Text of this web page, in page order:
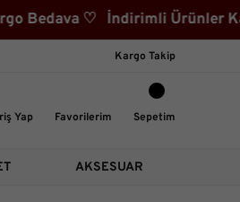
♡ İndirimli
Kargo Takip
Yap Favorilerim Sepetim
AKSESUAR